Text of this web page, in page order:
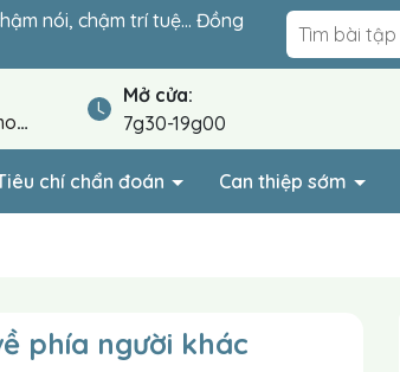
nói, chậm trí tuệ… Đồng
của con. Lộ trình cá nhân
Mở cửa:
7g30-19g00
chí chẩn đoán Can thiệp sớm
phía người khác